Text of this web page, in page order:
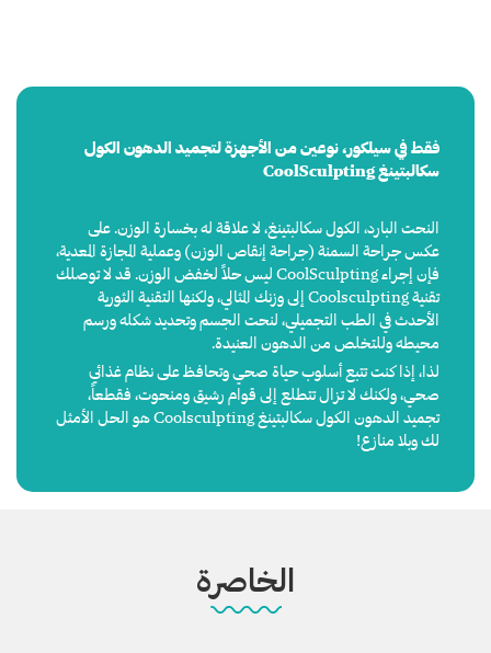
فقط في سيلكور، نوعين من الأجهزة لتجميد الدهون الكول
سكالبتينغ CoolSculpting
النحت البارد، الكول سكالبتينغ، لا علاقة له بخسارة الوزن. على
عكس جراحة السمنة (جراحة إنقاص الوزن) وعملية المجازة المعدية،
فإن إجراء CoolSculpting ليس حلاً لخفض الوزن. قد لا توصلك
تقنية Coolsculpting إلى وزنك المثالي، ولكنها التقنية الثورية
الأحدث في الطب التجميلي، لنحت الجسم وتحديد شكله ورسم
محيطه وللتخلص من الدهون العنيدة.
لذا، إذا كنت تتبع أسلوب حياة صحي وتحافظ على نظام غذائي
صحي، ولكنك لا تزال تتطلع إلى قوام رشيق ومنحوت، فقطعاً،
تجميد الدهون الكول سكالبتينغ Coolsculpting هو الحل الأمثل
لك وبلا منازع!
الخاصرة